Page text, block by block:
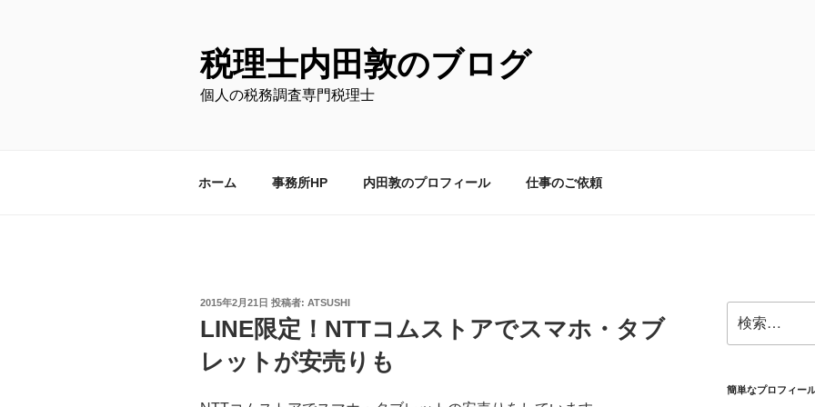
税理士内田敦のブログ
個人の税務調査専門税理士
ホーム 事務所HP 内田敦のプロフィール 仕事のご依頼
投
2015年2月21日 投稿者: ATSUSHI
LINE限定！NTTコムストアでスマホ・タブ
レットが安売りも
索:
簡単なプロフィー